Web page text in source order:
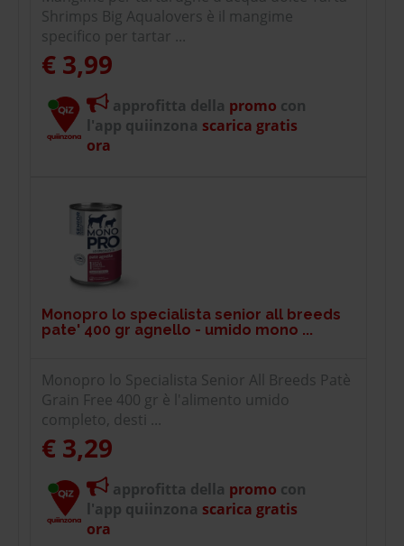
Shrimps Big Aqualovers è il mangime
specifico per tartar ...
€ 3,99
approfitta della promo con
l'app quiinzona scarica gratis
ora
Monopro lo specialista senior all breeds
pate' 400 gr agnello - umido mono ...
Monopro lo Specialista Senior All Breeds Patè
Grain Free 400 gr è l'alimento umido
completo, desti ...
€ 3,29
approfitta della promo con
l'app quiinzona scarica gratis
ora